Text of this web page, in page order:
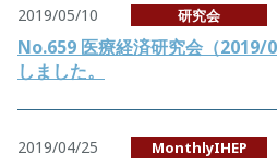
2019/05/10 研究会
No.659 医療経済研究会（2019/
しました。
2019/04/25 MonthlyIHEP